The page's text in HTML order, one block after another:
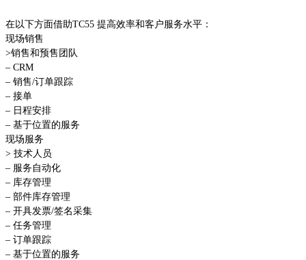
在以下方面借助TC55 提高效率和客户服务水平：
现场销售
>销售和预售团队
– CRM
– 销售/订单跟踪
– 接单
– 日程安排
– 基于位置的服务
现场服务
> 技术人员
– 服务自动化
– 库存管理
– 部件库存管理
– 开具发票/签名采集
– 任务管理
– 订单跟踪
– 基于位置的服务